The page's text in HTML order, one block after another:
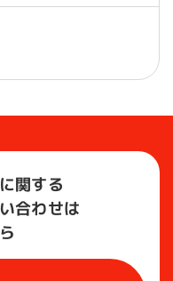
関する
合わせは